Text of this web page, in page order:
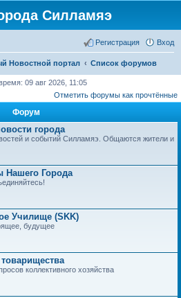
Силламяэ
Вход
Регистрация
Новостной портал Список форумов
09 авг 2026, 11:05
Отметить форумы как прочтённые
Форум
города
и событий Силламяэ. Общаются жители и
Нашего Города
Училище (SKK)
будущее
коллективного хозяйства